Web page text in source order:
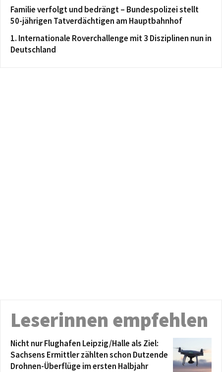
Familie verfolgt und bedrängt – Bundespolizei stellt
50-jährigen Tatverdächtigen am Hauptbahnhof
1. Internationale Roverchallenge mit 3 Disziplinen nun in
Deutschland
Leserinnen empfehlen
Nicht nur Flughafen Leipzig/Halle als Ziel:
Sachsens Ermittler zählten schon Dutzende
Drohnen-Überflüge im ersten Halbjahr